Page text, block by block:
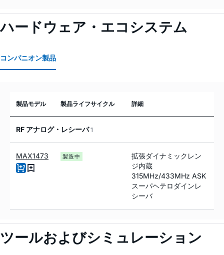
ハードウェア・エコシステム
コンパニオン製品
製品モデル 製品ライフサイクル 詳細
RF アナログ・レシーバ1
MAX1473 製造中
拡張ダイナミックレン
ジ内蔵
315MHz/433MHz ASK
スーパヘテロダインレ
シーバ
ツールおよびシミュレーション